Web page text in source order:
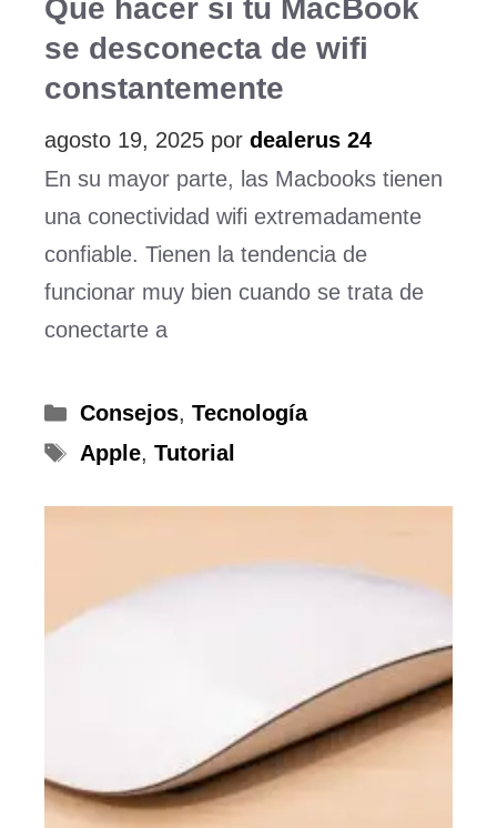
Qué hacer si tu MacBook
se desconecta de wifi
constantemente
agosto 19, 2025 por dealerus 24
En su mayor parte, las Macbooks tienen
una conectividad wifi extremadamente
confiable. Tienen la tendencia de
funcionar muy bien cuando se trata de
conectarte a
Categorías
Consejos, Tecnología
Etiquetas
Apple, Tutorial